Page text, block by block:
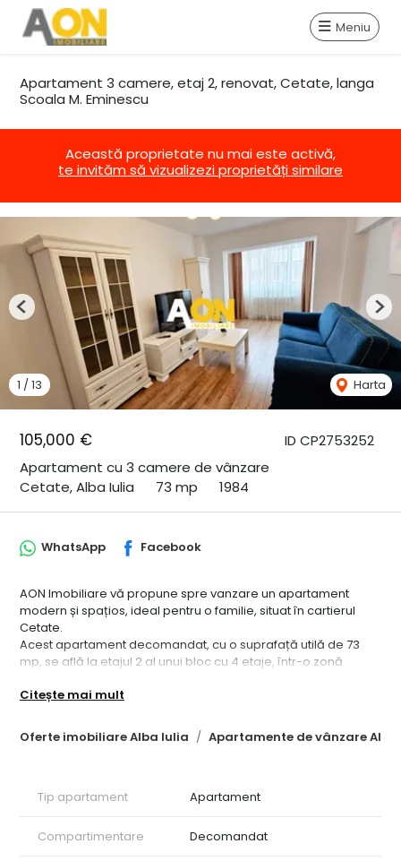
Meniu
Apartament 3 camere, etaj 2, renovat, Cetate, langa
Scoala M. Eminescu
Această proprietate nu mai este activă,
te invităm să vizualizezi proprietăți similare
ID CP2753252
105,000 €
Apartament cu 3 camere de vânzare
Cetate, Alba Iulia
73 mp 1984
1 / 13 Harta
Previous
Oferte imobiliare Alba Iulia Apartamente de vânzare
WhatsApp Facebook
AON Imobiliare vă propune spre vanzare un apartament
modern și spațios, ideal pentru o familie, situat în cartierul
Cetate.
Acest apartament decomandat, cu o suprafață utilă de 73
mp, se află la etajul 2 al unui bloc cu 4 etaje, într-o zonă
Apartamentul a fost renovat complet și este gata de locuit.
o bucătărie modernă și un balcon unde vă puteți relaxa.
Avantaje cheie:
de transport în comun.
• Spațiu și confort: Structură decomandată, 3 camere și 2 băi
pentru intimitate și funcționalitate.
• Stare impecabilă: Renovare completă, fără a fi necesare
Citește mai mult
Tip apartament Apartament
Compartimentare Decomandat